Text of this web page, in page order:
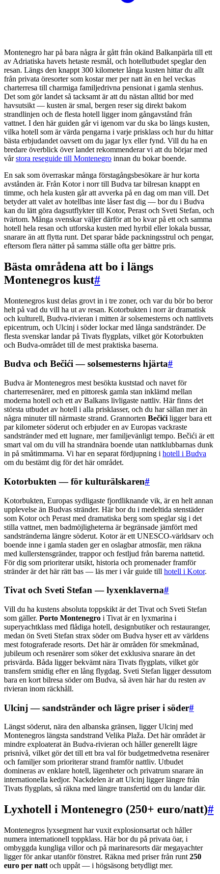
Montenegro har på bara några år gått från okänd Balkanpärla till ett
av Adriatiska havets hetaste resmål, och hotellutbudet speglar den
resan. Längs den knappt 300 kilometer långa kusten hittar du allt
från privata öresorter som kostar mer per natt än en hel veckas
charterresa till charmiga familjedrivna pensionat i gamla stenhus.
Det som gör landet så tacksamt är att du nästan alltid bor med
havsutsikt — kusten är smal, bergen reser sig direkt bakom
strandlinjen och de flesta hotell ligger inom gångavstånd från
vattnet. I den här guiden går vi igenom var du ska bo längs kusten,
vilka hotell som är värda pengarna i varje prisklass och hur du hittar
bästa erbjudandet oavsett om du jagar lyx eller fynd. Vill du ha en
bredare överblick över landet rekommenderar vi att du börjar med
vårstora reseguide till Montenegro innan du bokar boende.
En sak som överraskar många förstagångsbesökare är hur korta
avstånden är. Från Kotor i norr till Budva tar bilresan knappt en
timme, och hela kusten går att avverka på en dag om man vill. Det
betyder att valet av hotellbas inte låser fast dig — bor du i Budva
kan du lätt göra dagsutflykter till Kotor, Perast och Sveti Stefan, och
tvärtom. Många svenskar väljer därför att bo kvar på ett och samma
hotell hela resan och utforska kusten med hyrbil eller lokala bussar,
snarare än att flytta runt. Det sparar både packningsstrul och pengar,
eftersom flera nätter på samma ställe ofta ger bättre pris.
Bästa områdena att bo i längs
Montenegros kust#
Montenegros kust delas grovt in i tre zoner, och var du bör bo beror
helt på vad du vill ha ut av resan. Kotorbukten i norr är dramatisk
och kulturell, Budva-rivieran i mitten är solsemesterns och nattlivets
epicentrum, och Ulcinj i söder lockar med långa sandstränder. De
flesta svenskar landar på Tivats flygplats, vilket gör Kotorbukten
och Budva-området till de mest praktiska baserna.
Budva och Bečići — solsemesterns hjärta#
Budva är Montenegros mest besökta kuststad och navet för
charterresenärer, med en pittoresk gamla stan inklämd mellan
moderna hotell och ett av Balkans livligaste nattliv. Här finns det
största utbudet av hotell i alla prisklasser, och du har sällan mer än
några minuter till närmaste strand. Grannorten Bečići ligger bara ett
par kilometer söderut och erbjuder en av Europas vackraste
sandstränder med ett lugnare, mer familjevänligt tempo. Bečići är ett
smart val om du vill ha strandnära boende utan nattklubbarnas dunk
in på småtimmarna. Vi har en separat fördjupning i hotell i Budva
om du bestämt dig för det här området.
Kotorbukten — för kulturälskaren#
Kotorbukten, Europas sydligaste fjordliknande vik, är en helt annan
upplevelse än Budvas stränder. Här bor du i medeltida stenstäder
som Kotor och Perast med dramatiska berg som speglar sig i det
stilla vattnet, men badmöjligheterna är begränsade jämfört med
sandstränderna längre söderut. Kotor är ett UNESCO-världsarv och
boende inne i gamla staden ger en oslagbar atmosfär, men räkna
med kullerstensgränder, trappor och festljud från barerna nattetid.
För dig som prioriterar utsikt, historia och promenader framför
stränder är det här rätt bas — läs mer i vår guide till hotell i Kotor.
Tivat och Sveti Stefan — lyxenklaverna#
Vill du ha kustens absoluta toppskikt är det Tivat och Sveti Stefan
som gäller. Porto Montenegro i Tivat är en lyxmarina i
superyachtklass med flådiga hotell, designbutiker och restauranger,
medan ön Sveti Stefan strax söder om Budva hyser ett av världens
mest fotograferade resorts. Det här är områden för smekmånad,
jubileum och resenärer som söker det exklusiva snarare än det
prisvärda. Båda ligger bekvämt nära Tivats flygplats, vilket gör
transfern smidig efter en lång flygdag. Sveti Stefan ligger dessutom
bara en kort bilresa söder om Budva, så även här har du resten av
rivieran inom räckhåll.
Ulcinj — sandstränder och lägre priser i söder#
Längst söderut, nära den albanska gränsen, ligger Ulcinj med
Montenegros längsta sandstrand Velika Plaža. Det här området är
mindre exploaterat än Budva-rivieran och håller generellt lägre
prisnivå, vilket gör det till ett bra val för budgetmedvetna resenärer
och familjer som prioriterar strand framför nattliv. Utbudet
domineras av enklare hotell, lägenheter och privatrum snarare än
internationella kedjor. Nackdelen är att Ulcinj ligger längre från
Tivats flygplats, så räkna med längre transfertid om du landar där.
Lyxhotell i Montenegro (250+ euro/natt)#
Montenegros lyxsegment har vuxit explosionsartat och håller
numera internationell toppklass. Här bor du på privata öar, i
ombyggda kungliga villor och på marinaresorts där megayachter
ligger för ankar utanför fönstret. Räkna med priser från runt 250
euro per natt och uppåt — i högsäsong betydligt mer.